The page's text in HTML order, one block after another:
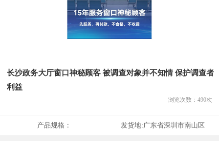
长沙政务大厅窗口神秘顾客 被调查对象并不知情 保护调查者
利益
浏览次数： 490次
产品规格： 发货地:广东省深圳市南山区